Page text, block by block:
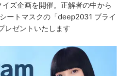
ズ企画を開催。正解者の中から
ートマスクの「deep2031 ブライ
レゼントいたします